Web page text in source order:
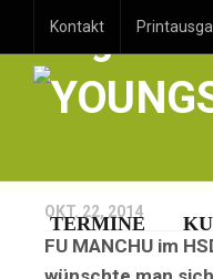
Kontakt
TERMINE
OKT. 22, 2014
FU MANCHU im